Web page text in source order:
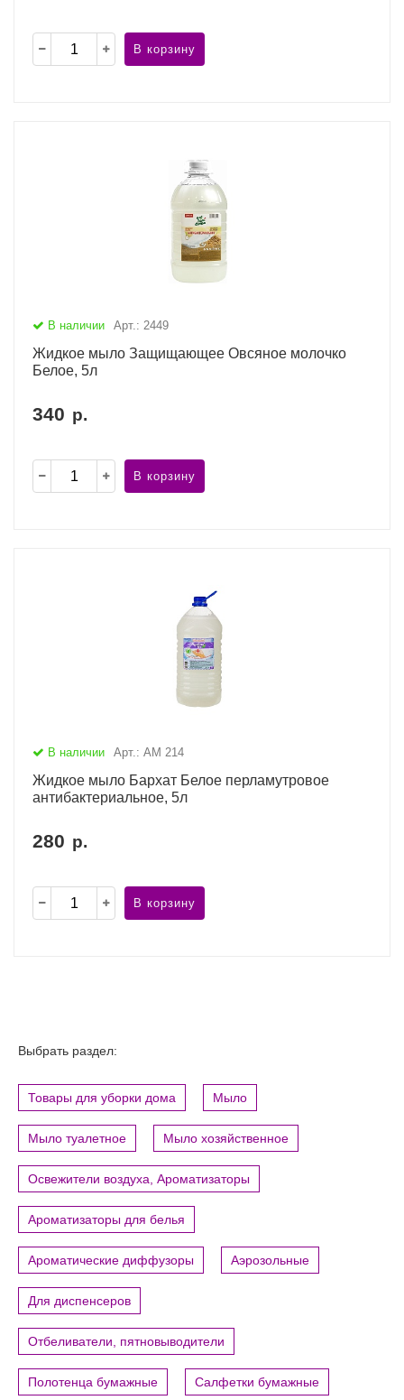
В корзину
В наличии Арт.: 2449
Жидкое мыло Защищающее Овсяное молочко
Белое, 5л
340 р.
В корзину
В наличии Арт.: АМ 214
Жидкое мыло Бархат Белое перламутровое
антибактериальное, 5л
280 р.
В корзину
Выбрать раздел:
Товары для уборки дома Мыло
Мыло туалетное Мыло хозяйственное
Освежители воздуха, Ароматизаторы
Ароматизаторы для белья
Ароматические диффузоры Аэрозольные
Для диспенсеров
Отбеливатели, пятновыводители
Полотенца бумажные Салфетки бумажные